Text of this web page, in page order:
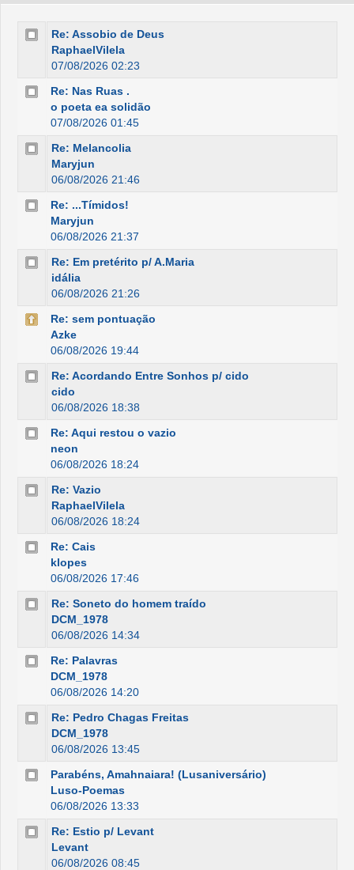
Re: Assobio de Deus
RaphaelVilela
07/08/2026 02:23
Re: Nas Ruas .
o poeta ea solidão
07/08/2026 01:45
Re: Melancolia
Maryjun
06/08/2026 21:46
Re: ...Tímidos!
Maryjun
06/08/2026 21:37
Re: Em pretérito p/ A.Maria
idália
06/08/2026 21:26
Re: sem pontuação
Azke
06/08/2026 19:44
Re: Acordando Entre Sonhos p/ cido
cido
06/08/2026 18:38
Re: Aqui restou o vazio
neon
06/08/2026 18:24
Re: Vazio
RaphaelVilela
06/08/2026 18:24
Re: Cais
klopes
06/08/2026 17:46
Re: Soneto do homem traído
DCM_1978
06/08/2026 14:34
Re: Palavras
DCM_1978
06/08/2026 14:20
Re: Pedro Chagas Freitas
DCM_1978
06/08/2026 13:45
Parabéns, Amahnaiara! (Lusaniversário)
Luso-Poemas
06/08/2026 13:33
Re: Estio p/ Levant
Levant
06/08/2026 08:45